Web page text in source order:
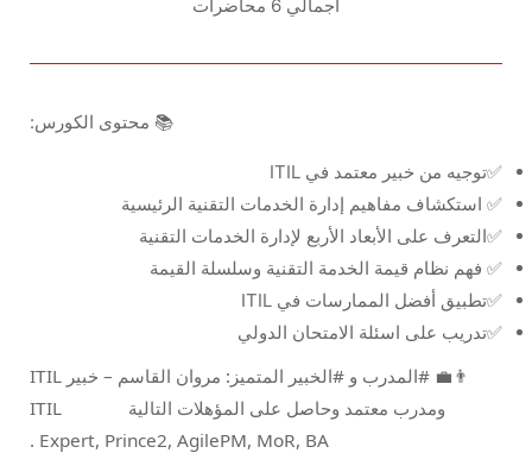
اجمالي 6 محاضرات
📚 محتوى الكورس:
✅توجيه من خبير معتمد في ITIL
✅ استكشاف مفاهيم إدارة الخدمات التقنية الرئيسية
✅التعرف على الأبعاد الأربع لإدارة الخدمات التقنية
✅ فهم نظام قيمة الخدمة التقنية وسلسلة القيمة
✅تطبيق أفضل الممارسات في ITIL
✅تدريب على اسئلة الامتحان الدولي
👨‍💼 #المدرب و #الخبير المتميز: مروان القاسم – خبير ITIL
ومدرب معتمد وحاصل على المؤهلات التالية
ITIL
Expert, Prince2, AgilePM, MoR, BA
.